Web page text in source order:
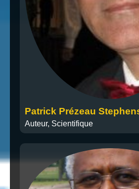
Patrick Prézeau
Auteur, Scientifique